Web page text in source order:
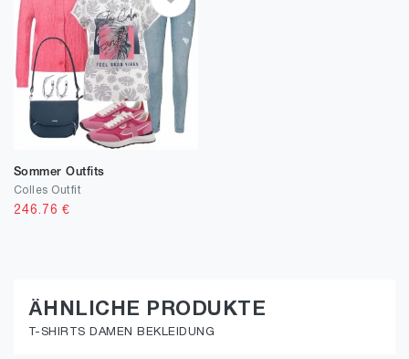
Sommer Outfits
Colles Outfit
246.76 €
ÄHNLICHE PRODUKTE
T-SHIRTS DAMEN BEKLEIDUNG